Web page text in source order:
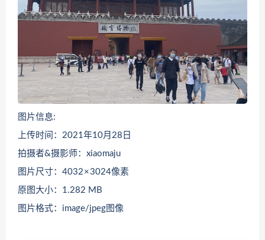
图片信息:
上传时间：2021年10月28日
拍摄者&摄影师：xiaomaju
图片尺寸：4032 × 3024像素
原图大小：1.282 MB
图片格式：image/jpeg图像